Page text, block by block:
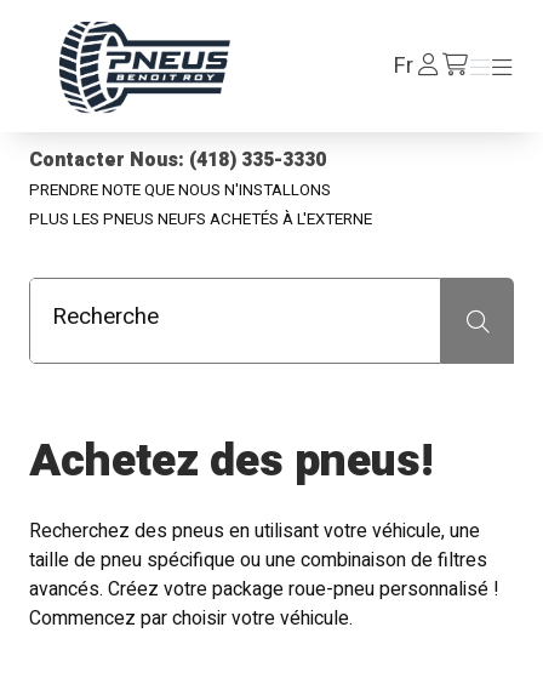
FrSe
connecter/fr/cart
Menu
Menu
Contacter Nous: (418) 335-3330
PRENDRE NOTE QUE NOUS N'INSTALLONS
PLUS LES PNEUS NEUFS ACHETÉS À L'EXTERNE
Recherche Recherche
Achetez des pneus!
Recherchez des pneus en utilisant votre véhicule, une
taille de pneu spécifique ou une combinaison de filtres
avancés. Créez votre package roue-pneu personnalisé !
Commencez par choisir votre véhicule.